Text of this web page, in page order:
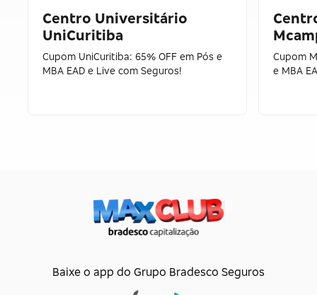
Centro Universitário
UniCuritiba
Cupom UniCuritiba: 65% OFF em Pós e
MBA EAD e Live com Seguros!
Cupom
e MBA
Baixe o app do Grupo Bradesco Seguros